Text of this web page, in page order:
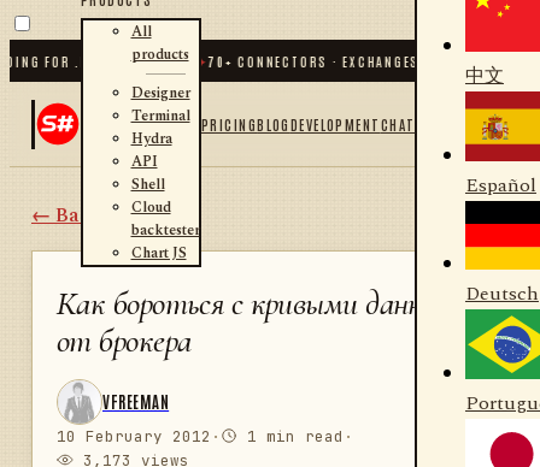
FOR .NET AND PYTHON✦70 + CONNECTORS · EXCHANGES · BROKERS · CRYPTO
All
products
Designer
Terminal
Hydra
API
Shell
Cloud
backtester
Chart JS
PRICINGBLOGDEVELOPMENTCHAT
中文
Español
Deutsch
← Back
Как бороться с кривыми данными
от брокера
VFREEMAN
10 February 2012 · 1 min read ·
3,173 views